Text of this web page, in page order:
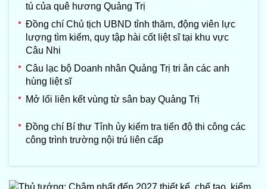
tú của quê hương Quảng Trị
Đồng chí Chủ tịch UBND tỉnh thăm, động viên lực
lượng tìm kiếm, quy tập hài cốt liệt sĩ tại khu vực
Câu Nhi
Câu lạc bộ Doanh nhân Quảng Trị tri ân các anh
hùng liệt sĩ
Mở lối liên kết vùng từ sân bay Quảng Trị
Đồng chí Bí thư Tỉnh ủy kiểm tra tiến độ thi công các
công trình trường nội trú liên cấp